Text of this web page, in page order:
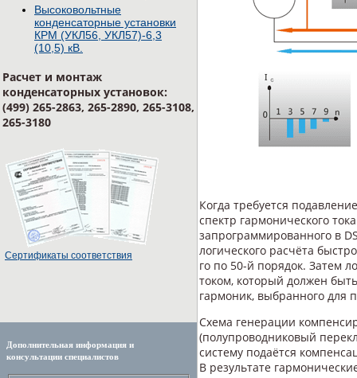
Высоковольтные
конденсаторные установки
КРМ (УКЛ56, УКЛ57)-6,3
(10,5) кВ.
Расчет и монтаж
конденсаторных установок:
(499) 265-2863, 265-2890, 265-3108,
265-3180
Cертификаты соответствия
Дополнительная информация и
консультации специалистов
Когда требуется
спектр гармонического
запрограммированного в
логического расчёта
го по 50-й порядок. Затем
током, который должен
гармоник, выбранного для
Схема генерации
(полупроводниковый
систему подаётся
В результате